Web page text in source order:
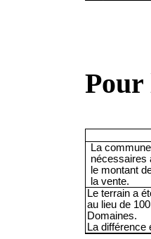
Pour
La
nécessaires
le montant
la vente.
Le terrain a
au lieu de
Domaines.
La différence